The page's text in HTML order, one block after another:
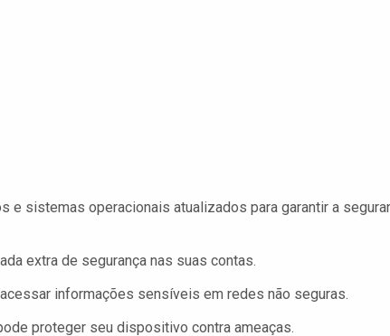
e sistemas operacionais atualizados para garantir a
extra de segurança nas suas contas.
informações sensíveis em redes não seguras.
proteger seu dispositivo contra ameaças.